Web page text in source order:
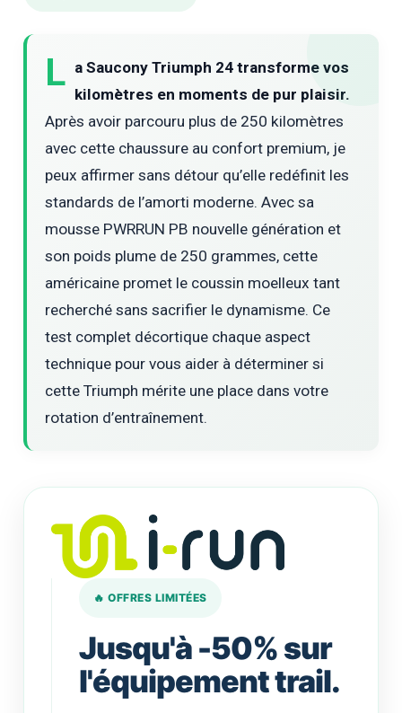
L a Saucony Triumph 24 transforme vos
kilomètres en moments de pur plaisir.
Après avoir parcouru plus de 250 kilomètres
avec cette chaussure au confort premium, je
peux affirmer sans détour qu’elle redéfinit les
standards de l’amorti moderne. Avec sa
mousse PWRRUN PB nouvelle génération et
son poids plume de 250 grammes, cette
américaine promet le coussin moelleux tant
recherché sans sacrifier le dynamisme. Ce
test complet décortique chaque aspect
technique pour vous aider à déterminer si
cette Triumph mérite une place dans votre
rotation d’entraînement.
🔥 OFFRES LIMITÉES
Jusqu'à -50% sur
l'équipement trail.